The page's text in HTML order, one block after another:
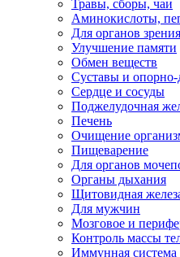
Травы, сборы, чаи
Аминокислоты,
Для органов зрения
Улучшение памяти
Обмен веществ
Суставы и опорно-
Сердце и сосуды
Поджелудочная
Печень
Очищение
Пищеварение
Для органов
Органы дыхания
Щитовидная
Для мужчин
Мозговое и
Контроль массы
Иммунная система